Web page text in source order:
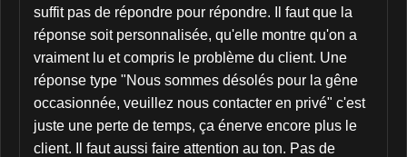
suffit pas de répondre pour répondre. Il faut que la
réponse soit personnalisée, qu'elle montre qu'on a
vraiment lu et compris le problème du client. Une
réponse type "Nous sommes désolés pour la gêne
occasionnée, veuillez nous contacter en privé" c'est
juste une perte de temps, ça énerve encore plus le
client. Il faut aussi faire attention au ton. Pas de